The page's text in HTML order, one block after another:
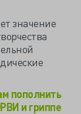
значение
пополнить
и гриппе